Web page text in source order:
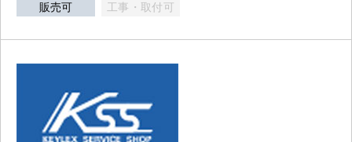
販売可 工事・取付可